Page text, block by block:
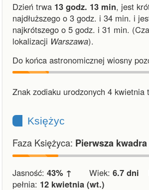
Dzień trwa 13 godz. 13 min, jest
najdłuższego o 3 godz. i 34 min. i
najkrótszego o 5 godz. i 31 min.
lokalizacji Warszawa).
Do końca astronomicznej wiosny
Znak zodiaku urodzonych 4 kwietnia
Księżyc
Faza Księżyca: Pierwsza kwadra
Jasność: 43% ↑ Wiek: 6.7 dni
pełnia: 12 kwietnia (wt.)